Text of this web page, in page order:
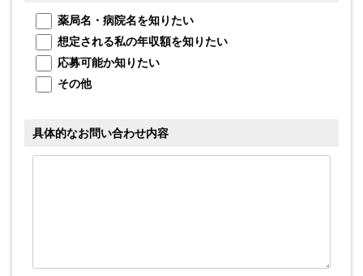
薬局名・病院名を知りたい
想定される私の年収額を知りたい
応募可能か知りたい
その他
具体的なお問い合わせ内容